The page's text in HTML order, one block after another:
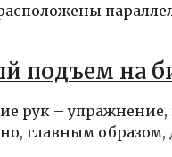
подъем на
рук – упражнение,
главным образом,